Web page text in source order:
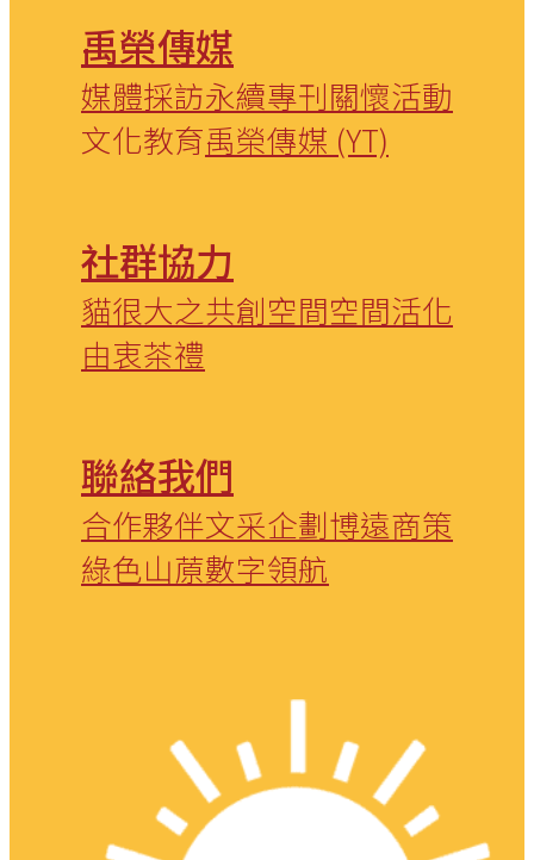
禹榮傳媒
媒體採訪永續專刊關懷活動
文化教育禹榮傳媒 (YT)
社群協力
貓很大之共創空間空間活化
由衷茶禮
聯絡我們
合作夥伴文采企劃博遠商策
綠色山蒝數字領航